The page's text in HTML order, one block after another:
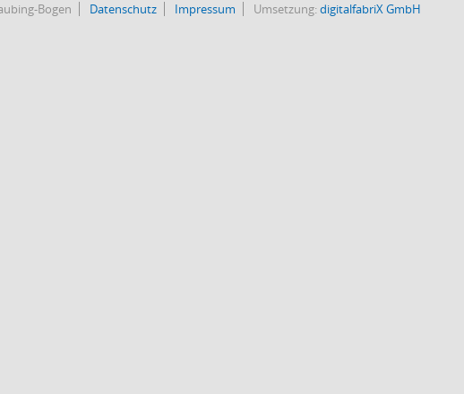
Bogen Datenschutz Impressum Umsetzung:digitalfabriX GmbH